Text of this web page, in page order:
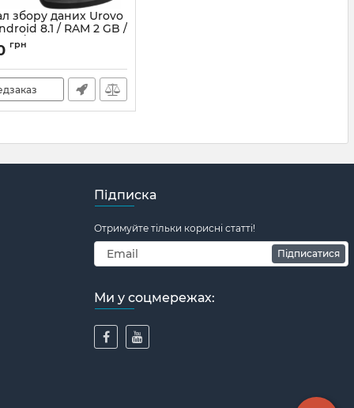
збору даних Urovo
8.1 / RAM 2 GB /
/ NFC)
грн
Підписка
Отримуйте тільки корисні статті!
Підписатися
Ми у соцмережах: